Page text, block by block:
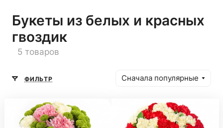
Букеты из белых и красных
гвоздик
5 товаров
ФИЛЬТР Сначала популярные